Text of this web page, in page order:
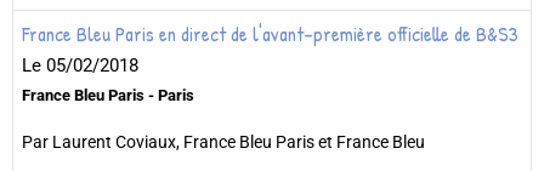
France Bleu Paris en direct de l'avant-première officielle de B&S3
Le 05/02/2018
France Bleu Paris - Paris
Par Laurent Coviaux, France Bleu Paris et France Bleu